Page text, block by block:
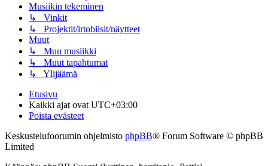
Musiikin tekeminen
↳ Vinkit
↳ Projektit/irtobiisit/näytteet
Muut
↳ Muu musiikki
↳ Muut tapahtumat
↳ Ylijäämä
Etusivu
Kaikki ajat ovat UTC+03:00
Poista evästeet
Keskustelufoorumin ohjelmisto phpBB® Forum Software © phpBB
Limited